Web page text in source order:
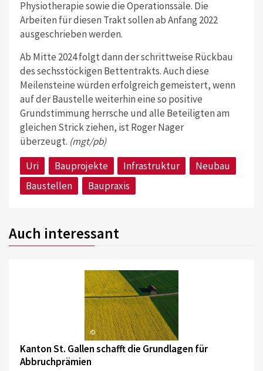
Physiotherapie sowie die Operationssäle. Die
Arbeiten für diesen Trakt sollen ab Anfang 2022
ausgeschrieben werden.
Ab Mitte 2024 folgt dann der schrittweise Rückbau
des sechsstöckigen Bettentrakts. Auch diese
Meilensteine würden erfolgreich gemeistert, wenn
auf der Baustelle weiterhin eine so positive
Grundstimmung herrsche und alle Beteiligten am
gleichen Strick ziehen, ist Roger Nager
überzeugt. (mgt/pb)
Uri
Bauprojekte Infrastruktur
Neubau
Baustellen
Baupraxis
Auch interessant
©
Kanton St. Gallen schafft die Grundlagen für
Abbruchprämien